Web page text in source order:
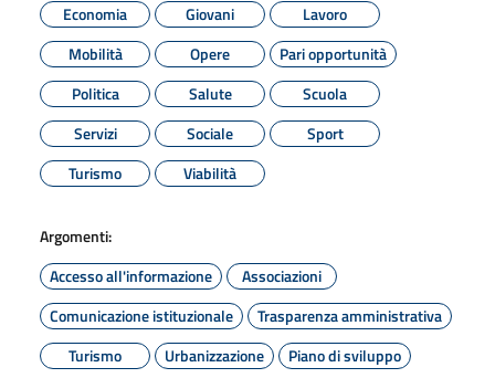
Economia
Giovani
Lavoro
Mobilità
Opere
Pari opportunità
Politica
Salute
Scuola
Servizi
Sociale
Sport
Turismo
Viabilità
Argomenti:
Accesso all'informazione
Associazioni
Comunicazione istituzionale
Trasparenza amministrativa
Turismo
Urbanizzazione Piano di sviluppo